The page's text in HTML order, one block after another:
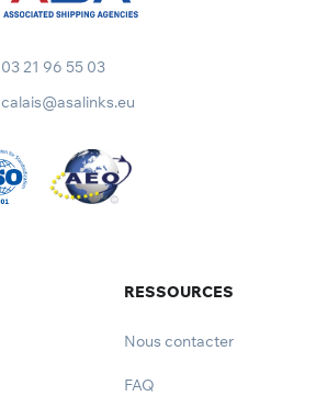
03 21 96 55 03
calais@asalinks.eu
RESSOURCES
Nous contacter
FAQ